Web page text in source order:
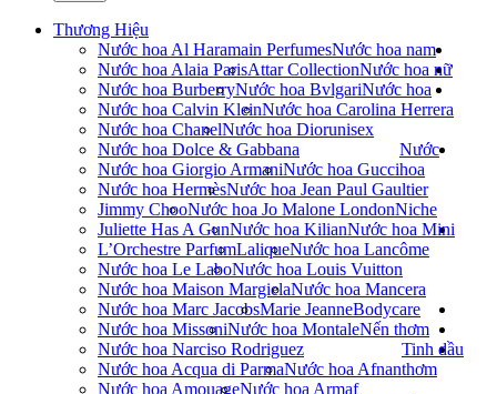
Thương Hiệu
Nước hoa Al Haramain Perfumes
Nước hoa Alaia ParisAttar Collection
Nước hoa BurberryNước hoa Bvlgari
Nước hoa Calvin KleinNước hoa Carolina Herrera
Nước hoa ChanelNước hoa Dior
Nước hoa Dolce & Gabbana
Nước hoa Giorgio ArmaniNước hoa Gucci
Nước hoa HermèsNước hoa Jean Paul Gaultier
Jimmy ChooNước hoa Jo Malone London
Juliette Has A GunNước hoa Kilian
L’Orchestre ParfumLaliqueNước hoa Lancôme
Nước hoa Le LaboNước hoa Louis Vuitton
Nước hoa Maison MargielaNước hoa Mancera
Nước hoa Marc JacobsMarie Jeanne
Nước hoa MissoniNước hoa Montale
Nước hoa Narciso Rodriguez
Nước hoa Acqua di ParmaNước hoa Afnan
Nước hoa AmouageNước hoa Armaf
Nước hoa nam
Nước hoa nữ
Nước hoa
unisex
Nước
hoa
Niche
Nước hoa Mini
Bodycare
Nến thơm
Tinh dầu
thơm